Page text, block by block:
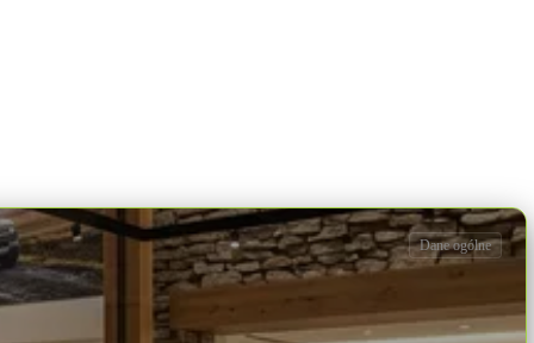
Dane ogólne